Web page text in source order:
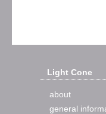
Light Cone
about
general